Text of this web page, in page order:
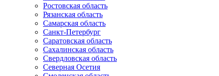
Ростовская область
Рязанская область
Самарская область
Санкт-Петербург
Саратовская область
Сахалинская область
Свердловская область
Северная Осетия